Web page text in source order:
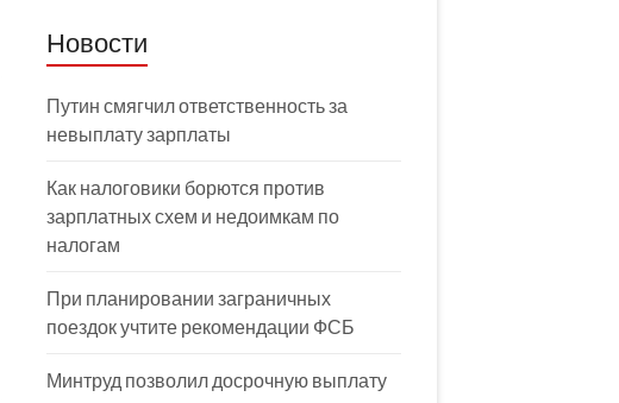
Новости
Путин смягчил ответственность за
невыплату зарплаты
Как налоговики борются против
зарплатных схем и недоимкам по
налогам
При планировании заграничных
поездок учтите рекомендации ФСБ
Минтруд позволил досрочную выплату